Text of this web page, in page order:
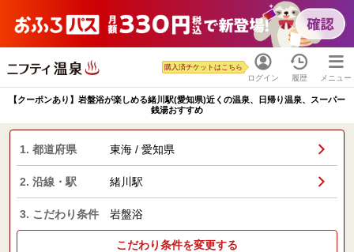
ログイン
購入済チケットはこちら
履歴 メニュー
【クーポンあり】岩盤浴が楽しめる緒川駅(愛知県)近くの温泉、日帰り温泉、スーパー
銭湯おすすめ
1. 都道府県 東海 / 愛知県
2. 沿線・駅 緒川駅
3. こだわり条件 岩盤浴
こだわり条件を変更する